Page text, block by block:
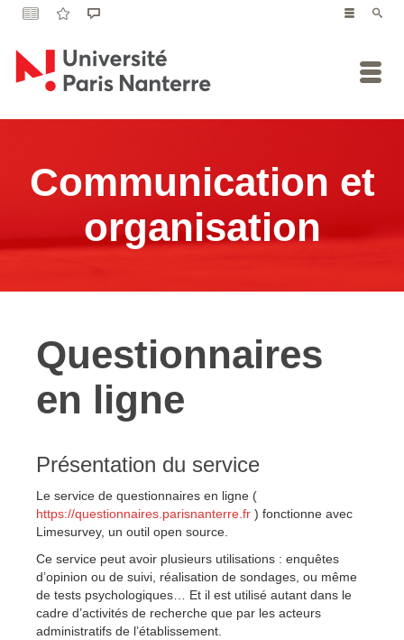
Communication et
organisation
Questionnaires
en ligne
Présentation du service
Le service de questionnaires en ligne (
https://questionnaires.parisnanterre.fr ) fonctionne avec
Limesurvey, un outil open source.
Ce service peut avoir plusieurs utilisations : enquêtes
d’opinion ou de suivi, réalisation de sondages, ou même
de tests psychologiques… Et il est utilisé autant dans le
cadre d’activités de recherche que par les acteurs
administratifs de l’établissement.